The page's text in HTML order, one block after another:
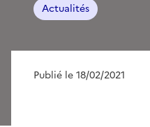
Actualités
Publié le 18/02/2021